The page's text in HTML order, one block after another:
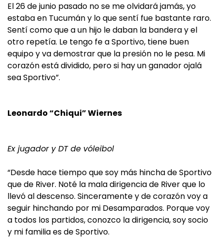
El 26 de junio pasado no se me olvidará jamás, yo
estaba en Tucumán y lo que sentí fue bastante raro.
Sentí como que a un hijo le daban la bandera y el
otro repetía. Le tengo fe a Sportivo, tiene buen
equipo y va demostrar que la presión no le pesa. Mi
corazón está dividido, pero si hay un ganador ojalá
sea Sportivo”.
Leonardo “Chiqui” Wiernes
Ex jugador y DT de vóleibol
“Desde hace tiempo que soy más hincha de Sportivo
que de River. Noté la mala dirigencia de River que lo
llevó al descenso. Sinceramente y de corazón voy a
seguir hinchando por mi Desamparados. Porque voy
a todos los partidos, conozco la dirigencia, soy socio
y mi familia es de Sportivo.